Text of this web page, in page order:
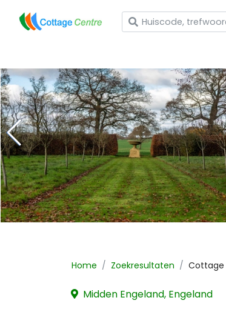
Wat zoekt u?
Home Zoekresultaten Cottage
Midden Engeland, Engeland